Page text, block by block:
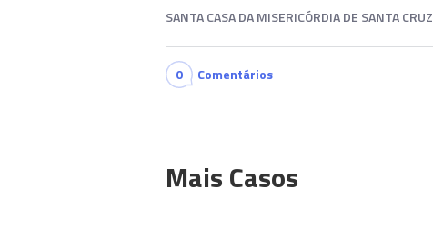
SANTA CASA DA MISERICÓRDIA DE SANTA CRUZ
0 Comentários
Mais Casos